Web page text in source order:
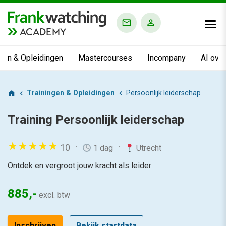
ACADEMY
& Opleidingen Mastercourses Incompany AI
Trainingen & Opleidingen Persoonlijk leiderschap
Training Persoonlijk leiderschap
10 1 dag
Utrecht
Ontdek en vergroot jouw kracht als leider
885,- excl. btw